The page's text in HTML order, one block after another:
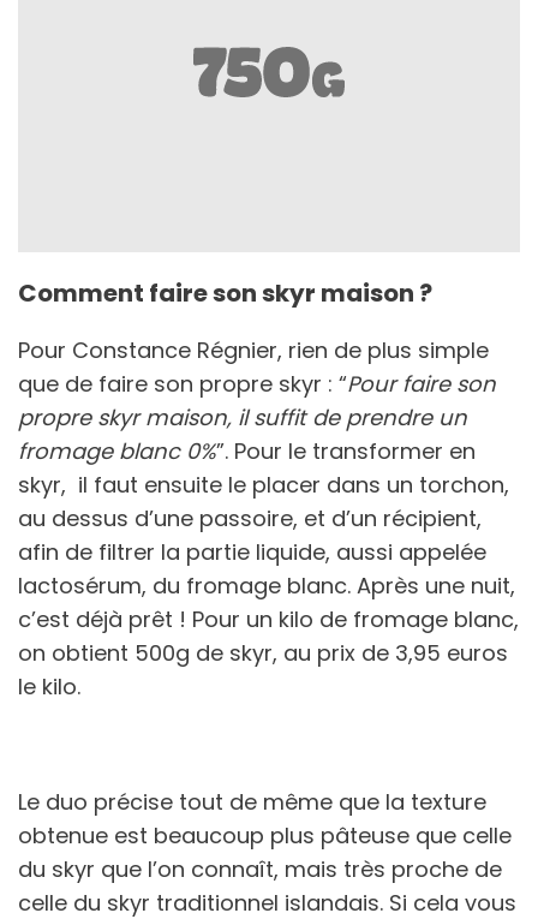
Comment faire son skyr maison ?
Pour Constance Régnier, rien de plus simple
que de faire son propre skyr : “Pour faire son
propre skyr maison, il suffit de prendre un
fromage blanc 0%”. Pour le transformer en
skyr, il faut ensuite le placer dans un torchon,
au dessus d’une passoire, et d’un récipient,
afin de filtrer la partie liquide, aussi appelée
lactosérum, du fromage blanc. Après une nuit,
c’est déjà prêt ! Pour un kilo de fromage blanc,
on obtient 500g de skyr, au prix de 3,95 euros
le kilo.
Le duo précise tout de même que la texture
obtenue est beaucoup plus pâteuse que celle
du skyr que l’on connaît, mais très proche de
celle du skyr traditionnel islandais. Si cela vous